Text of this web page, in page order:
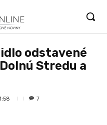
odstavené
Stredu a
7